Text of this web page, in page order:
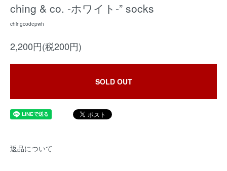
ching & co. -ホワイト-” socks
chingcodepwh
2,200円(税200円)
SOLD OUT
返品について